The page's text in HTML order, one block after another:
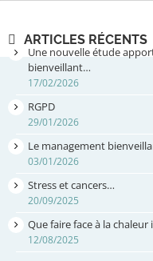
ARTICLES RÉCENTS
Une nouvelle étude
bienveillant…
17/02/2026
RGPD
29/01/2026
Le management
03/01/2026
Stress et cancers…
20/09/2025
Que faire face à la chaleur
12/08/2025